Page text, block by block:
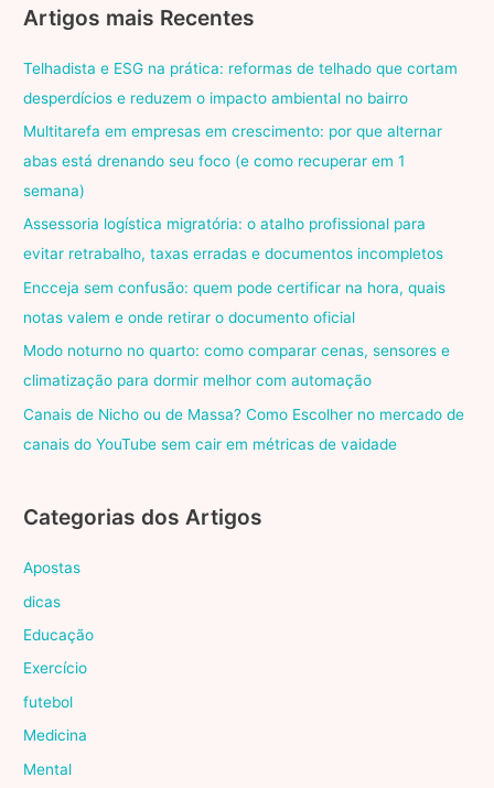
Artigos mais Recentes
Telhadista e ESG na prática: reformas de telhado que cortam
desperdícios e reduzem o impacto ambiental no bairro
Multitarefa em empresas em crescimento: por que alternar
abas está drenando seu foco (e como recuperar em 1
semana)
Assessoria logística migratória: o atalho profissional para
evitar retrabalho, taxas erradas e documentos incompletos
Encceja sem confusão: quem pode certificar na hora, quais
notas valem e onde retirar o documento oficial
Modo noturno no quarto: como comparar cenas, sensores e
climatização para dormir melhor com automação
Canais de Nicho ou de Massa? Como Escolher no mercado de
canais do YouTube sem cair em métricas de vaidade
Categorias dos Artigos
Apostas
dicas
Educação
Exercício
futebol
Medicina
Mental